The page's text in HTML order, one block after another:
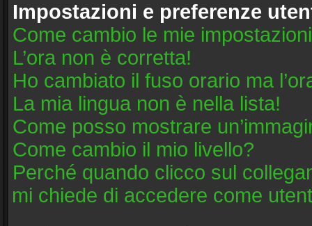
Impostazioni e preferenze
Come cambio le mie
L’ora non è corretta!
Ho cambiato il fuso orario ma
La mia lingua non è nella lista!
Come posso mostrare
Come cambio il mio livello?
Perché quando clicco sul
mi chiede di accedere come